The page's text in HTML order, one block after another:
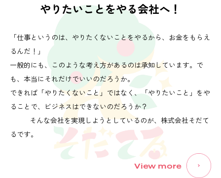
やりたいことをやる会社へ！
「仕事というのは、やりたくないことをやるから、お金をもらえ
るんだ！」
一般的にも、このような考え方があるのは承知しています。で
も、本当にそれだけでいいのだろうか。
できれば「やりたくないこと」ではなく、「やりたいこと」をや
ることで、ビジネスはできないのだろうか？
そんな会社を実現しようとしているのが、株式会社そだて
るです。
View more